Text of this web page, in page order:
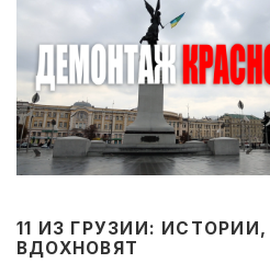
11 ИЗ ГРУЗИИ:
ВДОХНОВЯТ